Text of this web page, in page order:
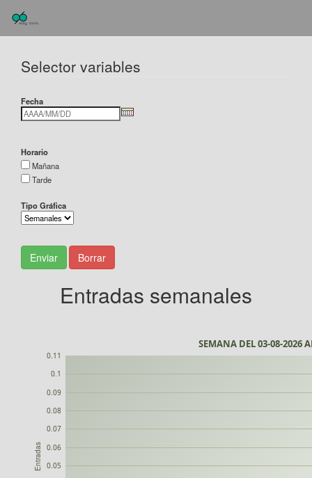
Selector variables
Fecha
Horario
Mañana
Tarde
Tipo Gráfica
Enviar Borrar
Entradas semanales
0.05
0.06
0.07
0.08
0.09
0.1
0.11
Entradas
SEMANA DEL 03-08-2026